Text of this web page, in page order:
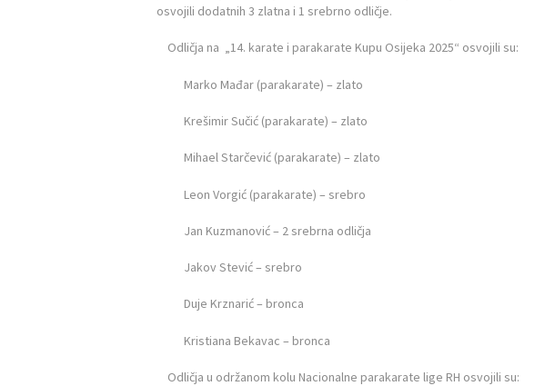
osvojili dodatnih 3 zlatna i 1 srebrno odličje.
Odličja na „14. karate i parakarate Kupu Osijeka 2025“ osvojili su:
Marko Mađar (parakarate) – zlato
Krešimir Sučić (parakarate) – zlato
Mihael Starčević (parakarate) – zlato
Leon Vorgić (parakarate) – srebro
Jan Kuzmanović – 2 srebrna odličja
Jakov Stević – srebro
Duje Krznarić – bronca
Kristiana Bekavac – bronca
Odličja u održanom kolu Nacionalne parakarate lige RH osvojili su: